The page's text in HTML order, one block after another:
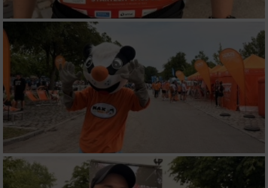
Messung der Performance von Inhalten
Analyse von Zielgruppen durch Statistiken
oder Kombinationen von Daten aus
verschiedenen Quellen
Entwicklung und Verbesserung der Angebote
Verwendung reduzierter Daten zur Auswahl
von Inhalten
IAB-Besonderheiten:
Verwendung genauer Standortdaten